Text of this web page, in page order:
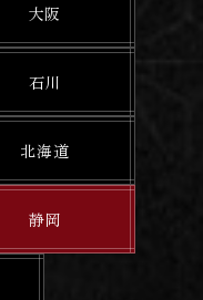
大阪
石川
北海道
静岡